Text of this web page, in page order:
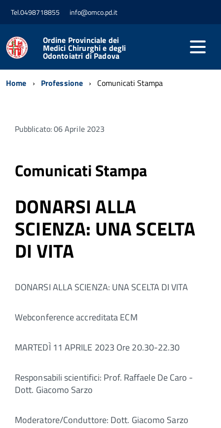
Tel.0498718855 info@omco.pd.it
Ordine Provinciale dei
Medici Chirurghi e degli
Odontoiatri di Padova
Home Professione Comunicati Stampa
Pubblicato: 06 Aprile 2023
Comunicati Stampa
DONARSI ALLA
SCIENZA: UNA SCELTA
DI VITA
DONARSI ALLA SCIENZA: UNA SCELTA DI VITA
Webconference accreditata ECM
MARTEDÌ 11 APRILE 2023 Ore 20.30-22.30
Responsabili scientifici: Prof. Raffaele De Caro -
Dott. Giacomo Sarzo
Moderatore/Conduttore: Dott. Giacomo Sarzo